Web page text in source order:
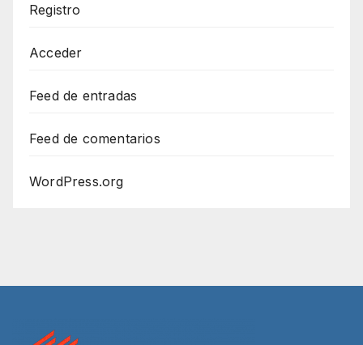
Registro
Acceder
Feed de entradas
Feed de comentarios
WordPress.org